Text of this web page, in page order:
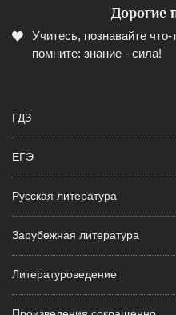
Дорогие
Учитесь, познавайте
помните: знание - сила!
ГДЗ
ЕГЭ
Русская литература
Зарубежная литература
Литературоведение